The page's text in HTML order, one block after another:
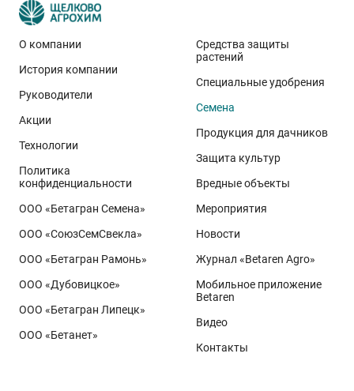
О компании
История компании
Руководители
Акции
Технологии
Политика
конфиденциальности
ООО «Бетагран Семена»
ООО «СоюзСемСвекла»
ООО «Бетагран Рамонь»
ООО «Дубовицкое»
ООО «Бетагран Липецк»
ООО «Бетанет»
Средства защиты
растений
Специальные удобрения
Семена
Продукция для дачников
Защита культур
Вредные объекты
Мероприятия
Новости
Журнал «Betaren Agro»
Мобильное приложение
Betaren
Видео
Контакты